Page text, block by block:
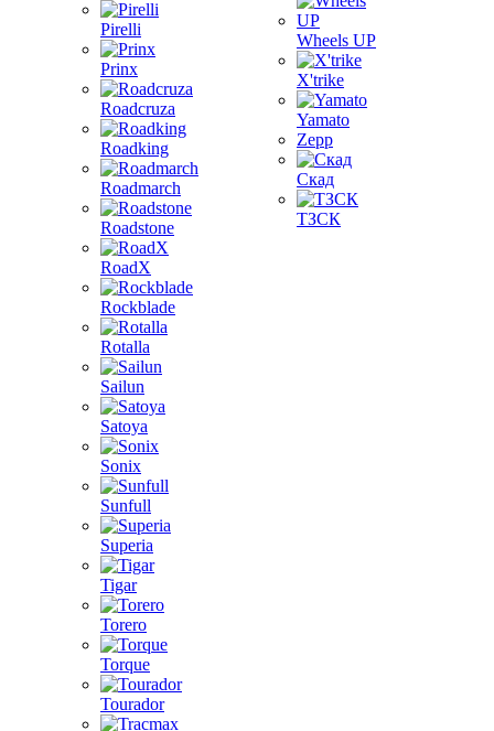
Pirelli
Prinx
Roadcruza
Roadking
Roadmarch
Roadstone
RoadX
Rockblade
Rotalla
Sailun
Satoya
Sonix
Sunfull
Superia
Tigar
Torero
Torque
Tourador
Wheels UP
X'trike
Yamato
Zepp
Скад
ТЗСК